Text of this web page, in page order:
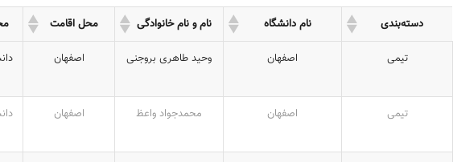
دسته‌بندی نام دانشگاه نام و نام خانوادگی محل اقامت
تیمی اصفهان وحید طاهری بروجنی اصفهان
تیمی اصفهان محمدجواد واعظ اصفهان